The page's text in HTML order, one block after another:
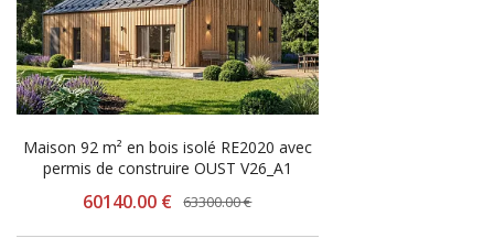
Maison 92 m² en bois isolé RE2020 avec
permis de construire OUST V26_A1
60140.00 € 63300.00 €